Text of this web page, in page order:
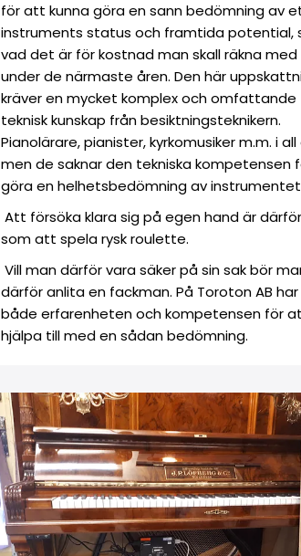
för att kunna göra en sann bedömning av
instruments status och framtida potential,
vad det är för kostnad man skall räkna med
under de närmaste åren. Den här
kräver en mycket komplex och omfattande
teknisk kunskap från besiktningsteknikern.
Pianolärare, pianister, kyrkomusiker m.m. i all
men de saknar den tekniska kompetensen
göra en helhetsbedömning av
Att försöka klara sig på egen hand är
som att spela rysk roulette.
Vill man därför vara säker på sin sak bör
därför anlita en fackman. På Toroton AB har
både erfarenheten och kompetensen för
hjälpa till med en sådan bedömning.